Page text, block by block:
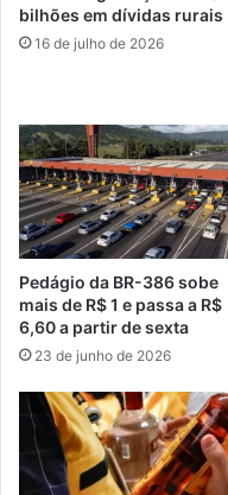
bilhões em dívidas rurais
16 de julho de 2026
Pedágio da BR-386 sobe
mais de R$ 1 e passa a R$
6,60 a partir de sexta
23 de junho de 2026